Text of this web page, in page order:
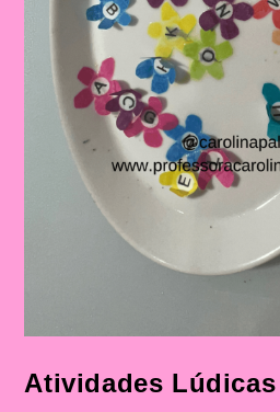
Atividades Lúdicas